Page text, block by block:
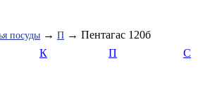
посуды → П → Пентагас 120б
К П С